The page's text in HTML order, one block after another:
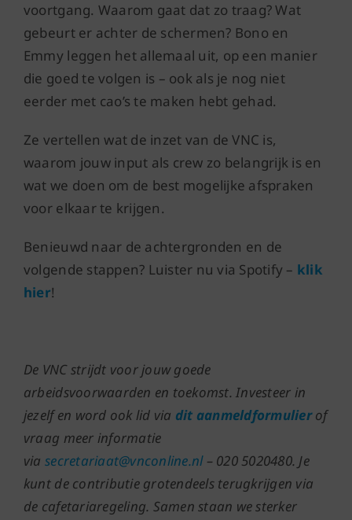
voortgang. Waarom gaat dat zo traag? Wat
gebeurt er achter de schermen? Bono en
Emmy leggen het allemaal uit, op een manier
die goed te volgen is – ook als je nog niet
eerder met cao’s te maken hebt gehad.
Ze vertellen wat de inzet van de VNC is,
waarom jouw input als crew zo belangrijk is en
wat we doen om de best mogelijke afspraken
voor elkaar te krijgen.
Benieuwd naar de achtergronden en de
volgende stappen? Luister nu via Spotify – klik
hier!
De VNC strijdt voor jouw goede
arbeidsvoorwaarden en toekomst. Investeer in
jezelf en word ook lid via dit aanmeldformulierof
vraag meer informatie
viasecretariaat@vnconline.nl– 020 5020480. Je
kunt de contributie grotendeels terugkrijgen via
de cafetariaregeling. Samen staan we sterker